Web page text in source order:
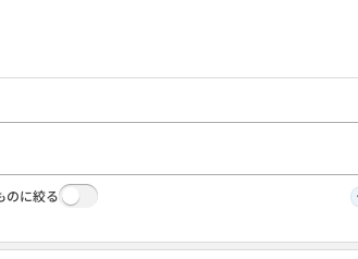
のに絞る